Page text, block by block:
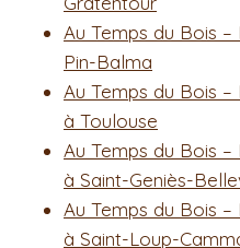
Au Temps du Bois
Pin-Balma
Au Temps du Bois –
à Toulouse
Au Temps du Bois –
à Saint-Geniès-
Au Temps du Bois –
à Saint-Loup-